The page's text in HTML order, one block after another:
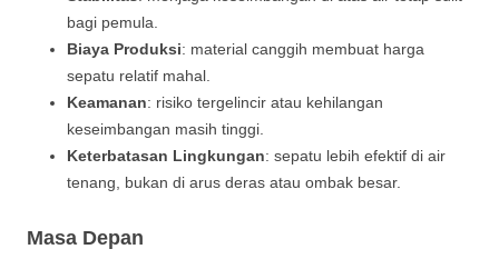
bagi pemula.
Biaya Produksi: material canggih membuat harga
sepatu relatif mahal.
Keamanan: risiko tergelincir atau kehilangan
keseimbangan masih tinggi.
Keterbatasan Lingkungan: sepatu lebih efektif di air
tenang, bukan di arus deras atau ombak besar.
Masa Depan